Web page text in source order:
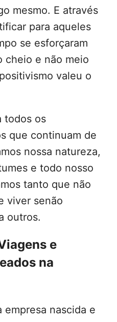
mesmo. E através
para aqueles
se esforçaram
cheio e não meio
valeu o
todos os
que continuam de
nossa natureza,
e todo nosso
tanto que não
viver senão
outros.
e
na
empresa nascida e